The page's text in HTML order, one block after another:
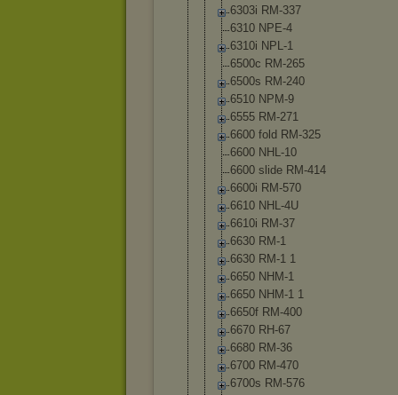
6303i RM-337
6310 NPE-4
6310i NPL-1
6500c RM-265
6500s RM-240
6510 NPM-9
6555 RM-271
6600 fold RM-325
6600 NHL-10
6600 slide RM-414
6600i RM-570
6610 NHL-4U
6610i RM-37
6630 RM-1
6630 RM-1 1
6650 NHM-1
6650 NHM-1 1
6650f RM-400
6670 RH-67
6680 RM-36
6700 RM-470
6700s RM-576